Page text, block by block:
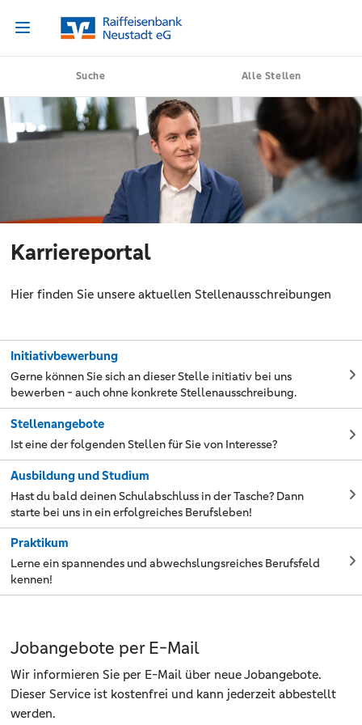
Suche Alle Stellen
Karriereportal
Hier finden Sie unsere aktuellen Stellenausschreibungen
Initiativbewerbung
Gerne können Sie sich an dieser Stelle initiativ bei uns
bewerben - auch ohne konkrete Stellenausschreibung.
Stellenangebote
Ist eine der folgenden Stellen für Sie von Interesse?
Ausbildung und Studium
Hast du bald deinen Schulabschluss in der Tasche? Dann
starte bei uns in ein erfolgreiches Berufsleben!
Praktikum
Lerne ein spannendes und abwechslungsreiches Berufsfeld
kennen!
Jobangebote per E-Mail
Wir informieren Sie per E-Mail über neue Jobangebote.
Dieser Service ist kostenfrei und kann jederzeit abbestellt
werden.